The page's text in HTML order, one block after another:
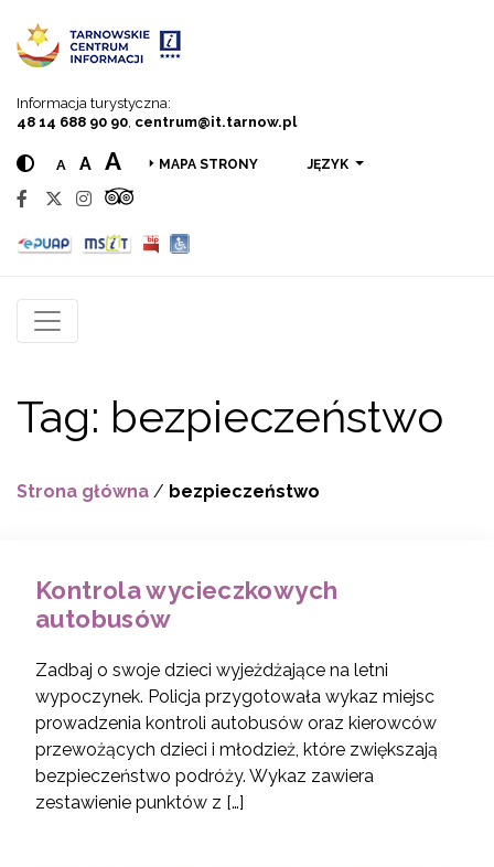
Informacja turystyczna:
48 14 688 90 90 centrum@it.tarnow.pl
A A A MAPA STRONY JĘZYK
Tag: bezpieczeństwo
Strona główna / bezpieczeństwo
Kontrola wycieczkowych
autobusów
Zadbaj o swoje dzieci wyjeżdżające na letni
wypoczynek. Policja przygotowała wykaz miejsc
prowadzenia kontroli autobusów oraz kierowców
przewożących dzieci i młodzież, które zwiększają
bezpieczeństwo podróży. Wykaz zawiera
zestawienie punktów z […]